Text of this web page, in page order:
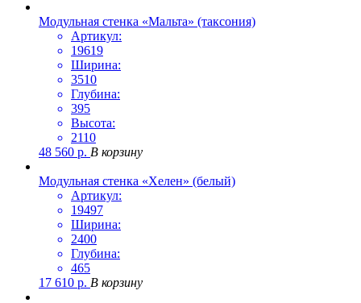
Модульная стенка «Мальта» (таксония)
Артикул:
19619
Ширина:
3510
Глубина:
395
Высота:
2110
48 560 р. В корзину
Модульная стенка «Хелен» (белый)
Артикул:
19497
Ширина:
2400
Глубина:
465
17 610 р. В корзину